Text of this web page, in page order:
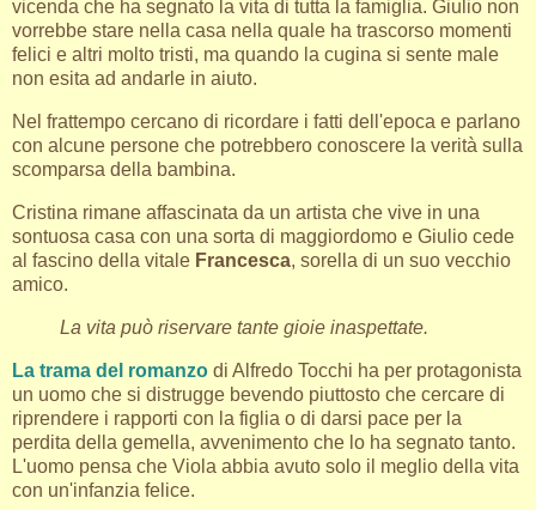
vicenda che ha segnato la vita di tutta la famiglia. Giulio non
vorrebbe stare nella casa nella quale ha trascorso momenti
felici e altri molto tristi, ma quando la cugina si sente male
non esita ad andarle in aiuto.
Nel frattempo cercano di ricordare i fatti dell'epoca e parlano
con alcune persone che potrebbero conoscere la verità sulla
scomparsa della bambina.
Cristina rimane affascinata da un artista che vive in una
sontuosa casa con una sorta di maggiordomo e Giulio cede
al fascino della vitale Francesca, sorella di un suo vecchio
amico.
La vita può riservare tante gioie inaspettate.
La trama del romanzo di Alfredo Tocchi ha per protagonista
un uomo che si distrugge bevendo piuttosto che cercare di
riprendere i rapporti con la figlia o di darsi pace per la
perdita della gemella, avvenimento che lo ha segnato tanto.
L'uomo pensa che Viola abbia avuto solo il meglio della vita
con un'infanzia felice.